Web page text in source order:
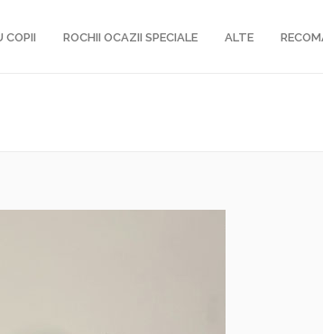
COPII ROCHII OCAZII SPECIALE ALTE